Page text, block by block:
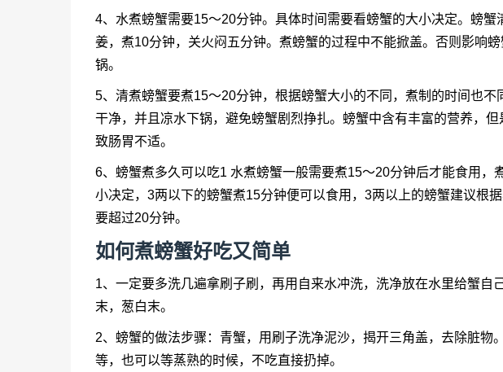
4、水煮螃蟹需要15～20分钟。具体时间需要看螃蟹的大小决定。螃蟹
姜，煮10分钟，关火闷五分钟。煮螃蟹的过程中不能掀盖。否则影响
锅。
5、清煮螃蟹要煮15～20分钟，根据螃蟹大小的不同，煮制的时间也不
干净，并且凉水下锅，避免螃蟹剧烈挣扎。螃蟹中含有丰富的营养，
致肠胃不适。
6、螃蟹煮多久可以吃1 水煮螃蟹一般需要煮15～20分钟后才能食用，
小决定，3两以下的螃蟹煮15分钟便可以食用，3两以上的螃蟹建议根
要超过20分钟。
如何煮螃蟹好吃又简单
1、一定要多洗几遍拿刷子刷，再用自来水冲洗，洗净放在水里给蟹自
末，葱白末。
2、螃蟹的做法步骤：青蟹，用刷子洗净泥沙，揭开三角盖，去除脏物
等，也可以等蒸熟的时候，不吃直接扔掉。